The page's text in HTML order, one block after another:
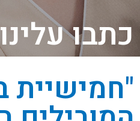
כתבו עלינו
"חמישיית